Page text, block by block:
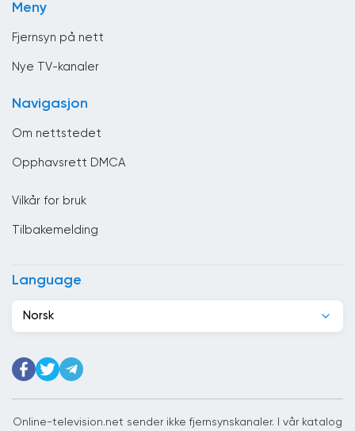
Danmark
De forente arabiske emirater
Egypt
Estland
Meny
Fjernsyn på nett
Nye TV-kanaler
Navigasjon
Om nettstedet
Opphavsrett DMCA
Vilkår for bruk
Tilbakemelding
Language
Norsk
Online-television.net sender ikke fjernsynskanaler. I vår katalog